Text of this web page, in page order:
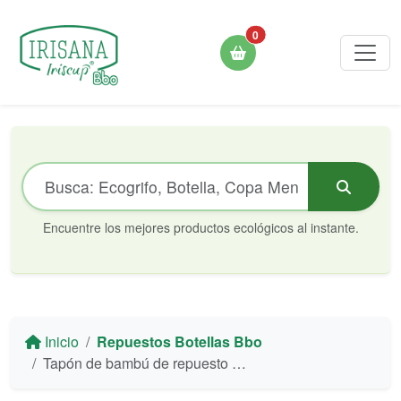
0
Encuentre los mejores productos ecológicos al instante.
Inicio
Repuestos Botellas Bbo
Tapón de bambú de repuesto para botella Bbo14 Irisana